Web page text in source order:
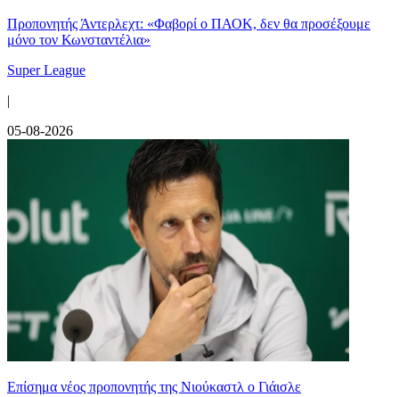
Προπονητής Άντερλεχτ: «Φαβορί ο ΠΑΟΚ, δεν θα προσέξουμε
μόνο τον Κωνσταντέλια»
Super League
|
05-08-2026
Επίσημα νέος προπονητής της Νιούκαστλ ο Γιάισλε